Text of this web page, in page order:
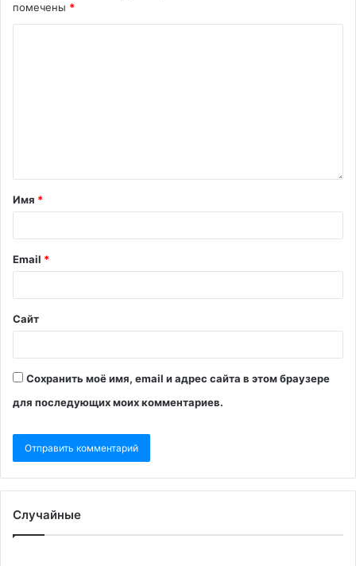
помечены *
Имя *
Email *
Сайт
Сохранить моё имя, email и адрес сайта в этом браузере
для последующих моих комментариев.
Случайные